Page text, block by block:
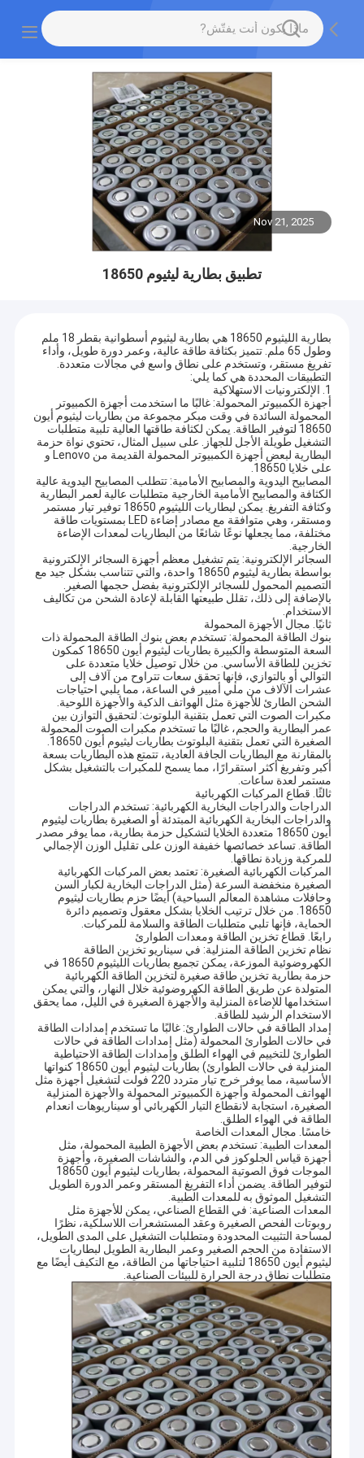
Nov 21, 2025
تطبيق بطارية ليثيوم 18650
بطارية الليثيوم 18650 هي بطارية ليثيوم أسطوانية بقطر 18 ملم
وطول 65 ملم. تتميز بكثافة طاقة عالية، وعمر دورة طويل، وأداء
تفريغ مستقر، وتستخدم على نطاق واسع في مجالات متعددة.
التطبيقات المحددة هي كما يلي:
1. الإلكترونيات الاستهلاكية
أجهزة الكمبيوتر المحمولة: غالبًا ما استخدمت أجهزة الكمبيوتر
المحمولة السائدة في وقت مبكر مجموعة من بطاريات ليثيوم أيون
18650 لتوفير الطاقة. يمكن لكثافة طاقتها العالية تلبية متطلبات
التشغيل طويلة الأجل للجهاز. على سبيل المثال، تحتوي نواة حزمة
البطارية لبعض أجهزة الكمبيوتر المحمولة القديمة من Lenovo و
على خلايا 18650. ​
المصابيح اليدوية والمصابيح الأمامية: تتطلب المصابيح اليدوية عالية
الكثافة والمصابيح الأمامية الخارجية متطلبات عالية لعمر البطارية
وكثافة التفريغ. يمكن لبطاريات الليثيوم 18650 توفير تيار مستمر
ومستقر، وهي متوافقة مع مصادر إضاءة LED بمستويات طاقة
مختلفة، مما يجعلها نوعًا شائعًا من البطاريات لمعدات الإضاءة
الخارجية. ​
السجائر الإلكترونية: يتم تشغيل معظم أجهزة السجائر الإلكترونية
بواسطة بطارية ليثيوم 18650 واحدة، والتي تتناسب بشكل جيد مع
التصميم المحمول للسجائر الإلكترونية بفضل حجمها الصغير.
بالإضافة إلى ذلك، تقلل طبيعتها القابلة لإعادة الشحن من تكاليف
الاستخدام. ​
ثانيًا. مجال الأجهزة المحمولة
بنوك الطاقة المحمولة: تستخدم بعض بنوك الطاقة المحمولة ذات
السعة المتوسطة والكبيرة بطاريات ليثيوم أيون 18650 كمكون
تخزين للطاقة الأساسي. من خلال توصيل خلايا متعددة على
التوالي أو بالتوازي، فإنها تحقق سعات تتراوح من آلاف إلى
عشرات الآلاف من ملي أمبير في الساعة، مما يلبي احتياجات
الشحن الطارئ للأجهزة مثل الهواتف الذكية والأجهزة اللوحية. ​
مكبرات الصوت التي تعمل بتقنية البلوتوث: لتحقيق التوازن بين
عمر البطارية والحجم، غالبًا ما تستخدم مكبرات الصوت المحمولة
الصغيرة التي تعمل بتقنية البلوتوث بطاريات ليثيوم أيون 18650.
بالمقارنة مع البطاريات الجافة العادية، تتمتع هذه البطاريات بسعة
أكبر وتفريغ أكثر استقرارًا، مما يسمح للمكبرات بالتشغيل بشكل
مستمر لعدة ساعات. ​
ثالثًا. قطاع المركبات الكهربائية
الدراجات والدراجات البخارية الكهربائية: تستخدم الدراجات
والدراجات البخارية الكهربائية المبتدئة أو الصغيرة بطاريات ليثيوم
أيون 18650 متعددة الخلايا لتشكيل حزمة بطارية، مما يوفر مصدر
الطاقة. تساعد خصائصها خفيفة الوزن على تقليل الوزن الإجمالي
للمركبة وزيادة نطاقها. ​
المركبات الكهربائية الصغيرة: تعتمد بعض المركبات الكهربائية
الصغيرة منخفضة السرعة (مثل الدراجات البخارية لكبار السن
وحافلات مشاهدة المعالم السياحية) أيضًا حزم بطاريات ليثيوم
18650. من خلال ترتيب الخلايا بشكل معقول وتصميم دائرة
الحماية، فإنها تلبي متطلبات الطاقة والسلامة للمركبات. ​
رابعًا. قطاع تخزين الطاقة ومعدات الطوارئ
نظام تخزين الطاقة المنزلية: في سيناريو تخزين الطاقة
الكهروضوئية الموزعة، يمكن تجميع بطاريات الليثيوم 18650 في
حزمة بطارية تخزين طاقة صغيرة لتخزين الطاقة الكهربائية
المتولدة عن طريق الطاقة الكهروضوئية خلال النهار، والتي يمكن
استخدامها للإضاءة المنزلية والأجهزة الصغيرة في الليل، مما يحقق
الاستخدام الرشيد للطاقة. ​
إمداد الطاقة في حالات الطوارئ: غالبًا ما تستخدم إمدادات الطاقة
في حالات الطوارئ المحمولة (مثل إمدادات الطاقة في حالات
الطوارئ للتخييم في الهواء الطلق وإمدادات الطاقة الاحتياطية
المنزلية في حالات الطوارئ) بطاريات ليثيوم أيون 18650 كنواتها
الأساسية، مما يوفر خرج تيار متردد 220 فولت لتشغيل أجهزة مثل
الهواتف المحمولة وأجهزة الكمبيوتر المحمولة والأجهزة المنزلية
الصغيرة، استجابة لانقطاع التيار الكهربائي أو سيناريوهات انعدام
الطاقة في الهواء الطلق. ​
خامسًا. مجال المعدات الخاصة
المعدات الطبية: تستخدم بعض الأجهزة الطبية المحمولة، مثل
أجهزة قياس الجلوكوز في الدم، والشاشات الصغيرة، وأجهزة
الموجات فوق الصوتية المحمولة، بطاريات ليثيوم أيون 18650
لتوفير الطاقة. يضمن أداء التفريغ المستقر وعمر الدورة الطويل
التشغيل الموثوق به للمعدات الطبية. ​
المعدات الصناعية: في القطاع الصناعي، يمكن للأجهزة مثل
روبوتات الفحص الصغيرة وعقد المستشعرات اللاسلكية، نظرًا
لمساحة التثبيت المحدودة ومتطلبات التشغيل على المدى الطويل،
الاستفادة من الحجم الصغير وعمر البطارية الطويل لبطاريات
ليثيوم أيون 18650 لتلبية احتياجاتها من الطاقة، مع التكيف أيضًا مع
متطلبات نطاق درجة الحرارة للبيئات الصناعية.